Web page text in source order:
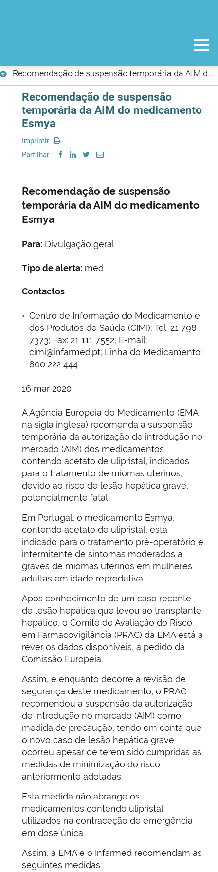
Recomendação de suspensão temporária da AIM do medicamento Esmya
Recomendação de suspensão
temporária da AIM do medicamento
Esmya
Imprimir
Partilhar
Recomendação de suspensão
temporária da AIM do medicamento
Esmya
Para: Divulgação geral
Tipo de alerta: med
Contactos
Centro de Informação do Medicamento e
dos Produtos de Saúde (CIMI); Tel. 21 798
7373; Fax: 21 111 7552; E-mail:
cimi@infarmed.pt; Linha do Medicamento:
800 222 444
16 mar 2020
A Agência Europeia do Medicamento (EMA
na sigla inglesa) recomenda a suspensão
temporária da autorização de introdução no
mercado (AIM) dos medicamentos
contendo acetato de ulipristal, indicados
para o tratamento de miomas uterinos,
devido ao risco de lesão hepática grave,
potencialmente fatal.
Em Portugal, o medicamento Esmya,
contendo acetato de ulipristal, está
indicado para o tratamento pré-operatório e
intermitente de sintomas moderados a
graves de miomas uterinos em mulheres
adultas em idade reprodutiva.
Após conhecimento de um caso recente
de lesão hepática que levou ao transplante
hepático, o Comité de Avaliação do Risco
em Farmacovigilância (PRAC) da EMA está a
rever os dados disponíveis, a pedido da
Comissão Europeia.
Assim, e enquanto decorre a revisão de
segurança deste medicamento, o PRAC
recomendou a suspensão da autorização
de introdução no mercado (AIM) como
medida de precaução, tendo em conta que
o novo caso de lesão hepática grave
ocorreu apesar de terem sido cumpridas as
medidas de minimização do risco
anteriormente adotadas.
Esta medida não abrange os
medicamentos contendo ulipristal
utilizados na contraceção de emergência
em dose única.
Assim, a EMA e o Infarmed recomendam as
seguintes medidas: